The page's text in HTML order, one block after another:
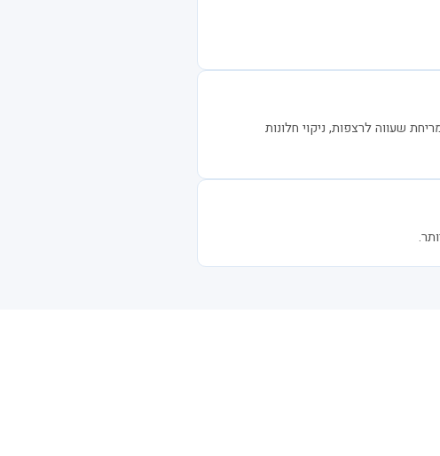
שעווה לרצפות, ניקוי חלונות